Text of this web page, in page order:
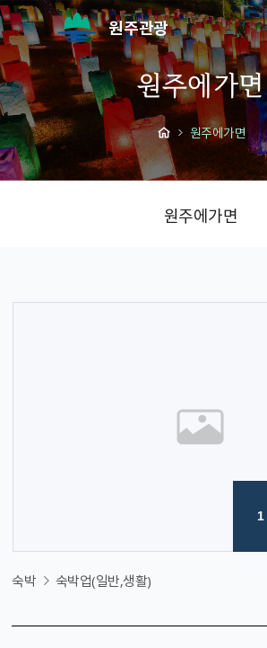
원주관광
원주에가면
원주에가면
원주에가면
1
숙박 숙박업(일반,생활)